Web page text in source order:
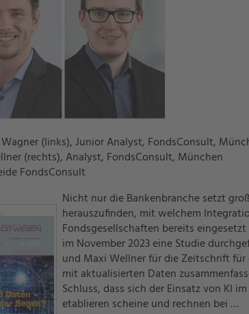
(links), Junior Analyst, FondsConsult,
(rechts), Analyst, FondsConsult, München
FondsConsult
Nicht nur die Bankenbranche setzt
herauszufinden, mit welchem
Fondsgesellschaften bereits
im November 2023 eine Studie
und Maxi Wellner für die Zeitschrift für
mit aktualisierten Daten
Schluss, dass sich der Einsatz von KI
etablieren scheine und rechnen bei …